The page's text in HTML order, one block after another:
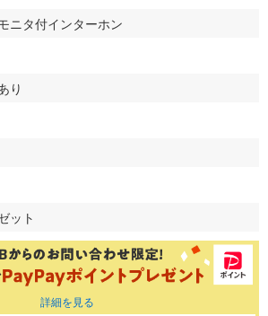
ニタ付インターホン
り
ット
詳細を見る